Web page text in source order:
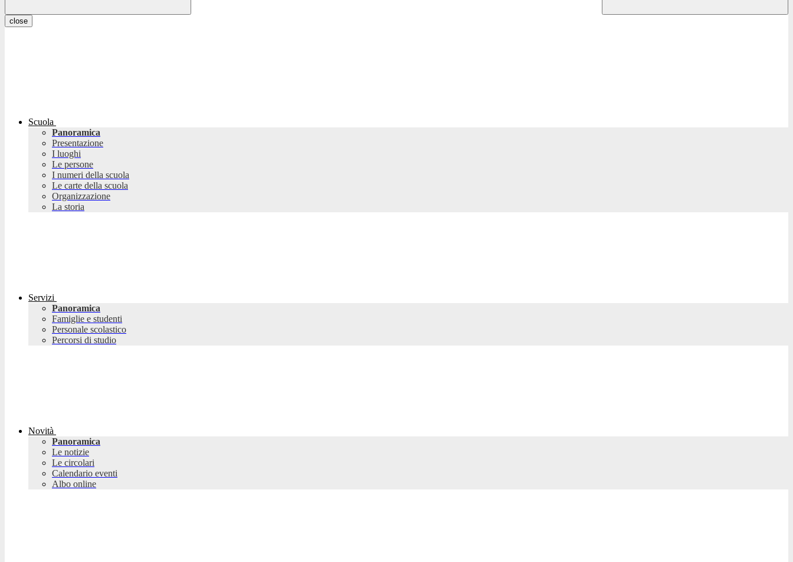
close
Scuola
Panoramica
Presentazione
I luoghi
Le persone
I numeri della scuola
Le carte della scuola
Organizzazione
La storia
Servizi
Panoramica
Famiglie e studenti
Personale scolastico
Percorsi di studio
Novità
Panoramica
Le notizie
Le circolari
Calendario eventi
Albo online